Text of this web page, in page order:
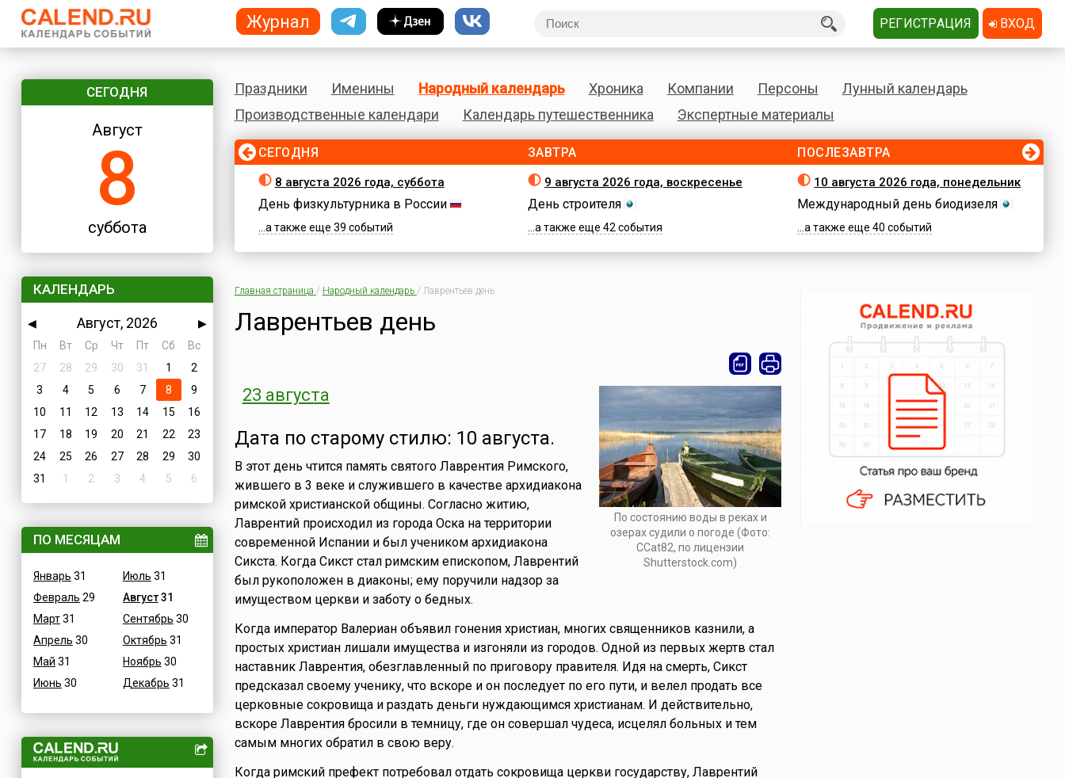
СЕГОДНЯ
Август
8
суббота
КАЛЕНДАРЬ
◀ Август, 2026
▶
Пн
Вт Ср Чт Пт Сб
Вс
27
28 29 30 31 1
2
3
4 5 6 7 8
9
10
11 12 13 14 15
16
17
18 19 20 21 22
23
24
25 26 27 28 29
30
31
1 2 3 4 5 6
ПО МЕСЯЦАМ
Январь 31
Февраль 29
Март31
Апрель 30
Май 31
Июнь 30
Июль 31
Август31
Сентябрь 30
Октябрь 31
Ноябрь 30
Декабрь 31
Праздники Именины Народный календарь Хроника Компании Персоны
Лунный календарь
Производственные календари
Календарь путешественника Экспертные материалы
СЕГОДНЯ
8 августа 2026 года, суббота
День физкультурника в России
...а также еще 39 событий
ЗАВТРА
9 августа 2026 года, воскресенье
День строителя
...а также еще 42 события
ПОСЛЕЗАВТРА
10 августа 2026 года, понедельник
Международный день биодизеля
...а также еще 40 событий
Главная страница / Народный календарь / Лаврентьев день
Лаврентьев день
По состоянию воды в реках и
озерах судили о погоде (Фото:
CCat82, по лицензии
Shutterstock.com)
23 августа
Дата по старому стилю: 10 августа.
В этот день чтится память святого Лаврентия Римского,
жившего в 3 веке и служившего в качестве архидиакона
римской христианской общины. Согласно житию,
Лаврентий происходил из города Оска на территории
современной Испании и был учеником архидиакона
Сикста. Когда Сикст стал римским епископом, Лаврентий
был рукоположен в диаконы; ему поручили надзор за
имуществом церкви и заботу о бедных.
Когда император Валериан объявил гонения христиан, многих священников казнили, а
простых христиан лишали имущества и изгоняли из городов. Одной из первых жертв стал
наставник Лаврентия, обезглавленный по приговору правителя. Идя на смерть, Сикст
предсказал своему ученику, что вскоре и он последует по его пути, и велел продать все
церковные сокровища и раздать деньги нуждающимся христианам. И действительно,
вскоре Лаврентия бросили в темницу, где он совершал чудеса, исцелял больных и тем
самым многих обратил в свою веру.
Когда римский префект потребовал отдать сокровища церкви государству, Лаврентий
Журнал РЕГИСТРАЦИЯ ВХОД